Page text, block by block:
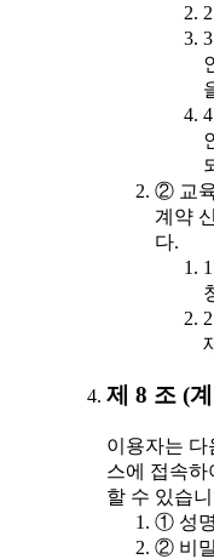
② 교
계약
다.
제 8 조 (
이용자는 다
스에 접속하
할 수 있습
① 성
② 비